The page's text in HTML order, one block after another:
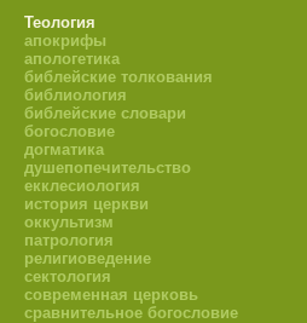
Теология
апокрифы
апологетика
библейские толкования
библиология
библейские словари
богословие
догматика
душепопечительство
екклесиология
история церкви
оккультизм
патрология
религиоведение
сектология
современная церковь
сравнительное богословие